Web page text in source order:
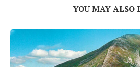
YOU MAY ALSO